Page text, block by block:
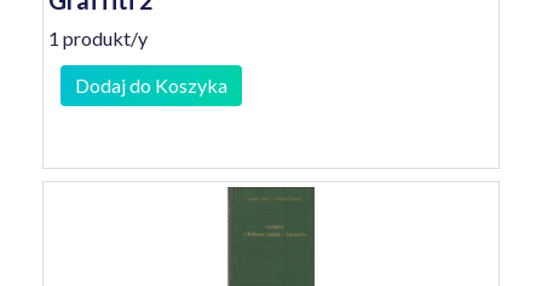
1 produkt/y
Dodaj do Koszyka